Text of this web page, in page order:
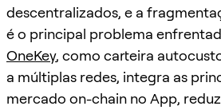
descentralizados, e a
é o principal problema
OneKey, como carteira
a múltiplas redes, integra as
mercado on-chain no App,